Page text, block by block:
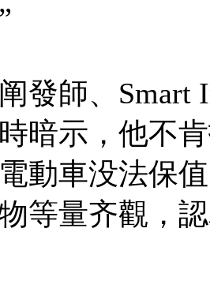
發師、Smart
暗示，他不
動車没法保
等量齐觀，